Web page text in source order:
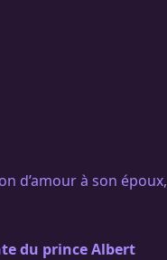
d’amour à son époux,
du prince Albert